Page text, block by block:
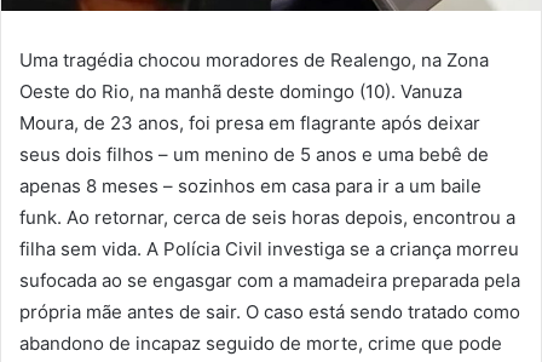
Uma tragédia chocou moradores de Realengo, na Zona
Oeste do Rio, na manhã deste domingo (10). Vanuza
Moura, de 23 anos, foi presa em flagrante após deixar
seus dois filhos – um menino de 5 anos e uma bebê de
apenas 8 meses – sozinhos em casa para ir a um baile
funk. Ao retornar, cerca de seis horas depois, encontrou a
filha sem vida. A Polícia Civil investiga se a criança morreu
sufocada ao se engasgar com a mamadeira preparada pela
própria mãe antes de sair. O caso está sendo tratado como
abandono de incapaz seguido de morte, crime que pode